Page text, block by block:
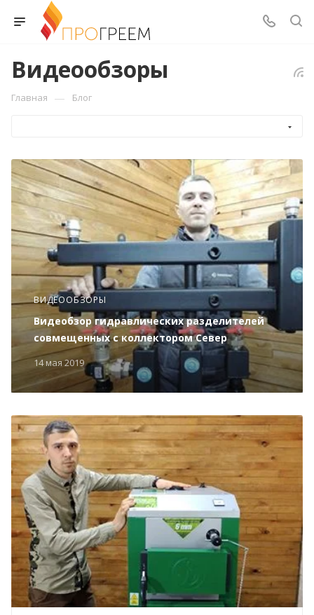
Видеообзоры
Главная — Блог
ВИДЕООБЗОРЫ
14 мая 2019
Видеобзор гидравлических разделителей
совмещенных с коллектором Север